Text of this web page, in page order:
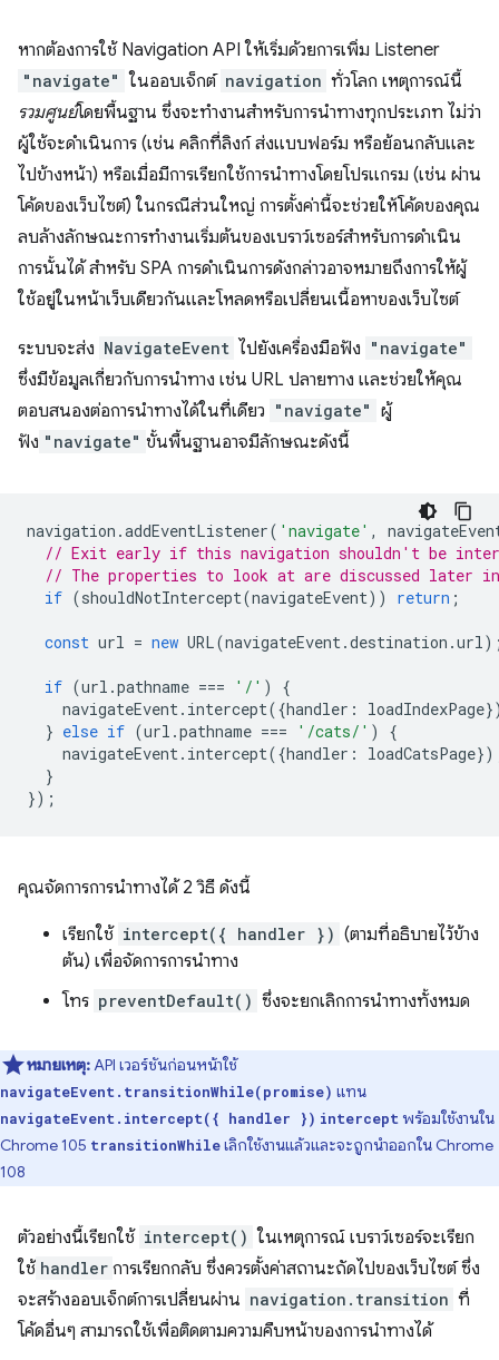
หากต้องการใช้ Navigation API ให้เริ่มด้วยการเพิ่ม Listener
"navigate" ในออบเจ็กต์ navigation ทั่วโลก เหตุการณ์นี้
รวมศูนย์โดยพื้นฐาน ซึ่งจะทํางานสําหรับการนําทางทุกประเภท ไม่ว่า
ผู้ใช้จะดําเนินการ (เช่น คลิกที่ลิงก์ ส่งแบบฟอร์ม หรือย้อนกลับและ
ไปข้างหน้า) หรือเมื่อมีการเรียกใช้การนําทางโดยโปรแกรม (เช่น ผ่าน
โค้ดของเว็บไซต์) ในกรณีส่วนใหญ่ การตั้งค่านี้จะช่วยให้โค้ดของคุณ
ลบล้างลักษณะการทำงานเริ่มต้นของเบราว์เซอร์สำหรับการดำเนิน
การนั้นได้ สำหรับ SPA การดำเนินการดังกล่าวอาจหมายถึงการให้ผู้
ใช้อยู่ในหน้าเว็บเดียวกันและโหลดหรือเปลี่ยนเนื้อหาของเว็บไซต์
ระบบจะส่ง NavigateEvent ไปยังเครื่องมือฟัง "navigate"
ซึ่งมีข้อมูลเกี่ยวกับการนำทาง เช่น URL ปลายทาง และช่วยให้คุณ
ตอบสนองต่อการนำทางได้ในที่เดียว "navigate" ผู้
ฟัง "navigate" ขั้นพื้นฐานอาจมีลักษณะดังนี้
navigation .addEventListener( 'navigate' ,
// Exit early if this navigation shouldn't be
// The properties to look at are discussed later
if (shouldNotIntercept(navigateEvent)) return ;
const url = new URL(navigateEvent.destination .url
if (url .pathname === '/' )
{
navigateEvent. intercept({handler : loadIndexPage
} else if (url .pathname === '/cats/' )
{
navigateEvent. intercept({handler : loadCatsPage
}
});
คุณจัดการการนำทางได้ 2 วิธี ดังนี้
เรียกใช้ intercept({ handler }) (ตามที่อธิบายไว้ข้าง
ต้น) เพื่อจัดการการนำทาง
โทร preventDefault() ซึ่งจะยกเลิกการนำทางทั้งหมด
หมายเหตุ:API เวอร์ชันก่อนหน้าใช้
navigateEvent.transitionWhile(promise) แทน
navigateEvent.intercept({ handler }) intercept พร้อมใช้งานใน
Chrome 105 transitionWhileเลิกใช้งานแล้วและจะถูกนำออกใน Chrome
108
ตัวอย่างนี้เรียกใช้ intercept() ในเหตุการณ์ เบราว์เซอร์จะเรียก
ใช้ handler การเรียกกลับ ซึ่งควรตั้งค่าสถานะถัดไปของเว็บไซต์ ซึ่ง
จะสร้างออบเจ็กต์การเปลี่ยนผ่าน navigation.transition ที่
โค้ดอื่นๆ สามารถใช้เพื่อติดตามความคืบหน้าของการนำทางได้